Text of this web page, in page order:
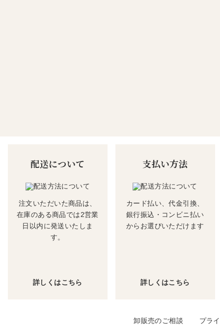
配送について
注文いただいた商品は、
在庫のある商品では2営業
日以内に発送いたしま
す。
詳しくはこちら
支払い方法
カード払い、代金引換、
銀行振込・コンビニ払い
からお選びいただけます
詳しくはこちら
卸販売のご相談 プラ